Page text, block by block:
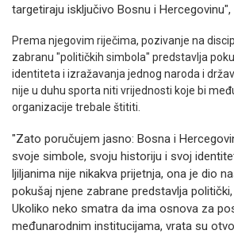
targetiraju isključivo Bosnu i
Prema njegovim riječima, pozivanje na
zabranu "političkih simbola" predstavlja
identiteta i izražavanja jednog naroda i
nije u duhu sporta niti vrijednosti koje bi
organizacije trebale štititi.
"Zato poručujem jasno: Bosna i
svoje simbole, svoju historiju i svoj
ljiljanima nije nikakva prijetnja, ona je dio
pokušaj njene zabrane predstavlja
Ukoliko neko smatra da ima osnova za
međunarodnim institucijama, vrata su